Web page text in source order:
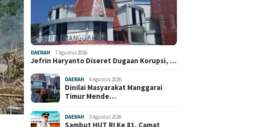
DAERAH 7 Agustus 2026
Jefrin Haryanto Diseret Dugaan Korupsi, …
DAERAH 6 Agustus 2026
Dinilai Masyarakat Manggarai
Timur Mende…
DAERAH 5 Agustus 2026
Sambut HUT RI Ke 81, Camat